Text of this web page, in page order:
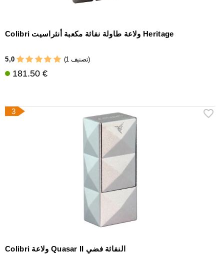
Colibri ولاعة طاولة نفاثة مكعبة أنثراسيت Heritage
5,0 (1 تصنيف)
181.50 €
3
Colibri ولاعة Quasar II النفاثة فضي